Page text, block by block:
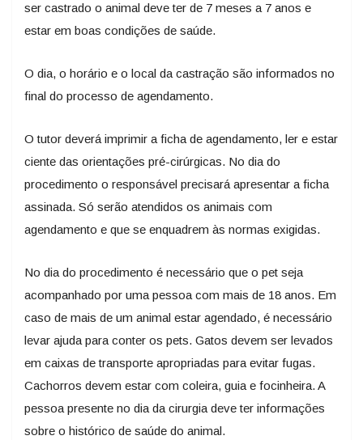
ser castrado o animal deve ter de 7 meses a 7 anos e
estar em boas condições de saúde.
O dia, o horário e o local da castração são informados no
final do processo de agendamento.
O tutor deverá imprimir a ficha de agendamento, ler e estar
ciente das orientações pré-cirúrgicas. No dia do
procedimento o responsável precisará apresentar a ficha
assinada. Só serão atendidos os animais com
agendamento e que se enquadrem às normas exigidas.
No dia do procedimento é necessário que o pet seja
acompanhado por uma pessoa com mais de 18 anos. Em
caso de mais de um animal estar agendado, é necessário
levar ajuda para conter os pets. Gatos devem ser levados
em caixas de transporte apropriadas para evitar fugas.
Cachorros devem estar com coleira, guia e focinheira. A
pessoa presente no dia da cirurgia deve ter informações
sobre o histórico de saúde do animal.